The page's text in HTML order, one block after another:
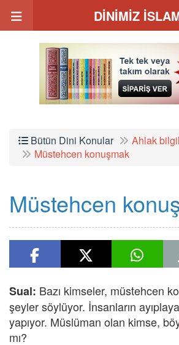
DİNİMİZ
Bütün Dini Konular
Ahlak
Müstehcen konuşmak
Müstehcen
Sual: Bazı kimseler, müstehcen
şeyler söylüyor. İnsanların
yapıyor. Müslüman olan kimse,
mı?